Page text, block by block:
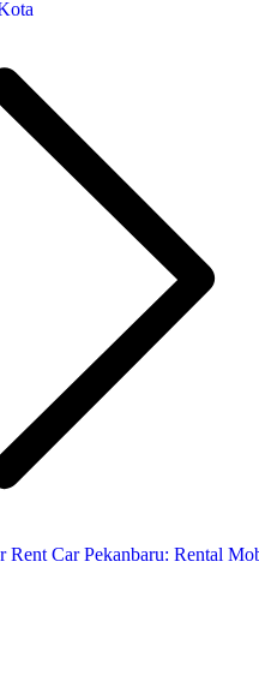
Rent Car Pekanbaru: Rental